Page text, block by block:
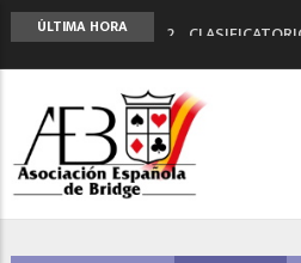
ÚLTIMA HORA
2º
Monitores de
ANUNCIATE EN
NUEVA